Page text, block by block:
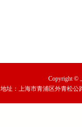
Copyright ©
地址：上海市青浦区外青松公